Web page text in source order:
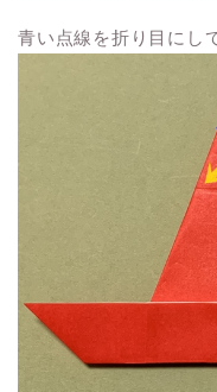
青い点線を折り目にし